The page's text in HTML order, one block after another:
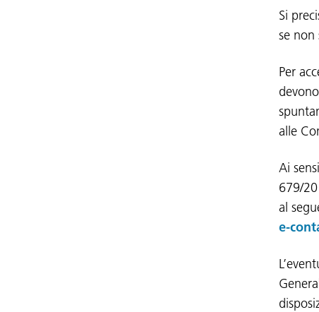
Si
se
Per
alle
Ai
679/
al
e-